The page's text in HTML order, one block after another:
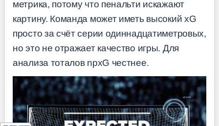
метрика, потому что пенальти искажают
картину. Команда может иметь высокий xG
просто за счёт серии одиннадцатиметровых,
но это не отражает качество игры. Для
анализа тоталов npxG честнее.